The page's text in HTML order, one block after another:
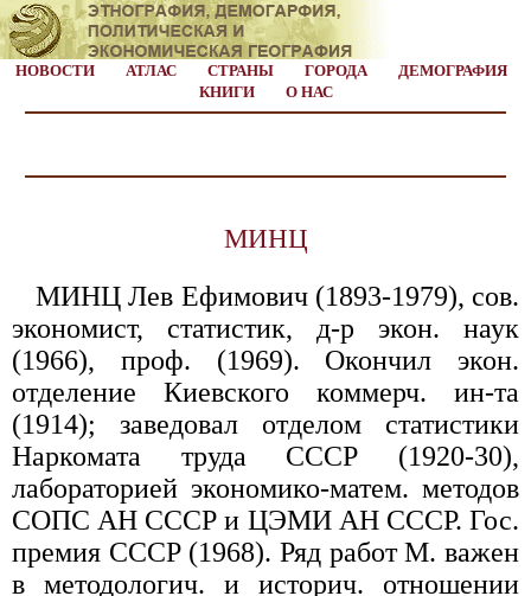
НОВОСТИ АТЛАС СТРАНЫ ГОРОДА
ДЕМОГРАФИЯ
КНИГИ
О НАС
МИНЦ
МИНЦ Лев Ефимович (1893-1979), сов.
экономист, статистик, д-р экон. наук
(1966), проф. (1969). Окончил экон.
отделение Киевского коммерч. ин-та
(1914); заведовал отделом статистики
Наркомата труда СССР (1920-30),
лабораторией экономико-матем. методов
СОПС АН СССР и ЦЭМИ АН СССР. Гос.
премия СССР (1968). Ряд работ М. важен
в методологич. и историч. отношении